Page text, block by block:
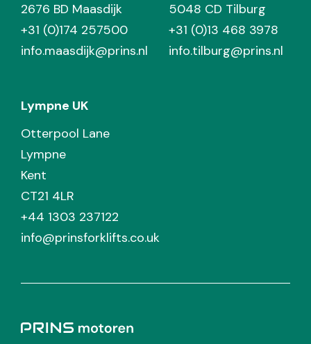
2676 BD Maasdijk
+31 (0)174 257500
info.maasdijk@prins.nl
5048 CD Tilburg
+31 (0)13 468 3978
info.tilburg@prins.nl
Lympne UK
Otterpool Lane
Lympne
Kent
CT21 4LR
+44 1303 237122
info@prinsforklifts.co.uk